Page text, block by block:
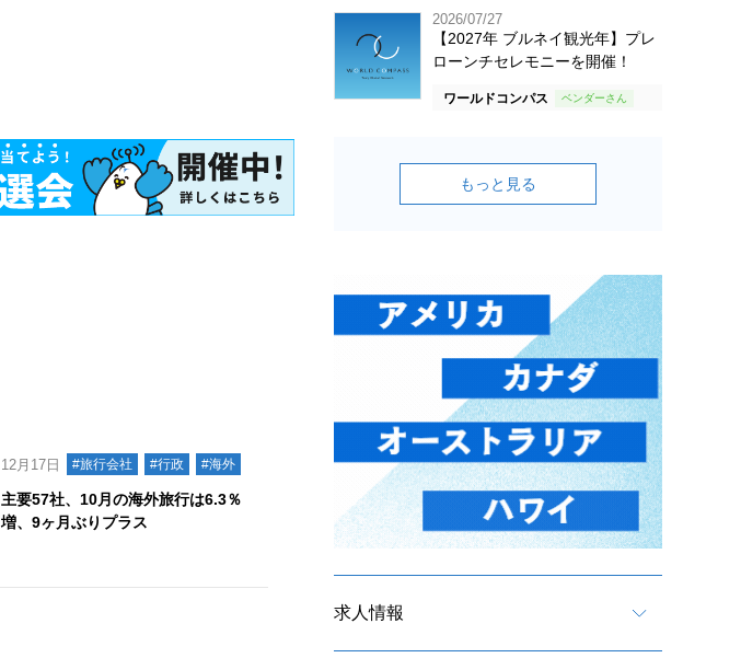
12月17日 #旅行会社 #行政 #海外
主要57社、10月の海外旅行は6.3％
増、9ヶ月ぶりプラス
2026/07/27
【2027年 ブルネイ観光年】プレ
ローンチセレモニーを開催！
ワールドコンパス
もっと見る
求人情報